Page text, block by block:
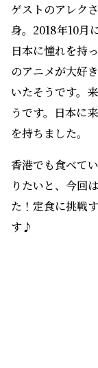
ゲストのアレク
身。2018年10月
日本に憧れを持
のアニメが大好
いたそうです。
うです。日本に
を持ちました。
香港でも食べて
りたいと、今回
た！定食に挑戦
す♪